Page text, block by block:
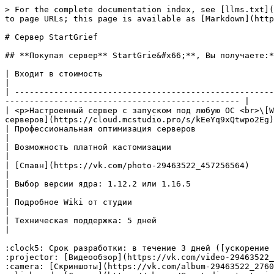
> For the complete documentation index, see [llms.txt](https://wiki.mcstudio.su/llms.txt). Markdown versions of documentation pages are available by appending `.md` to page URLs; this page is available as [Markdown](https://wiki.mcstudio.su/servers/grief/startgrief.md).

# Сервер StartGrief

## **Покупая сервер** StartGrie&#x66;**, Вы получаете:**

| Входит в стоимость                                                             | В подарок                                                                                                                           |
| ------------------------------------------------------------------------------ | ----------------------------------------------------------------------------------------------------------------------------------- |
| <p>Настроенный сервер с запуском под любую ОС <br>\[Windows, Linux, MacOS]</p> | [Иконка ](https://cloud.mcstudio.pro/s/TKaDmno7C3eaSNT)и [описание в списке серверов](https://cloud.mcstudio.pro/s/kEeYq9xQtwpo2Eg) |
| Профессиональная оптимизация серверов                                          |                                                                                                                                     |
| Возможность платной кастомизации                                               |                                                                                                                                     |
| [Спавн](https://vk.com/photo-29463522_457256564)                               |                                                                                                                                     |
| Выбор версии ядра: 1.12.2 или 1.16.5                                           |                                                                                                                                     |
| Подробное Wiki от студии                                                       |                                                                                                                                     |
| Техническая поддержка: 5 дней                                                  |                                                                                                                                     |

:clock5: Срок разработки: в течение 3 дней ([ускорение процесса разработки](https://wiki.mcstudio.su/other/services/custom#acceleration))\
:projector: [Видеообзор](https://vk.com/video-29463522_456239109)\
:camera: [Скриншоты](https://vk.com/album-29463522_276077098)\
:clipboard: [Статья](https://vk.com/@mcstudio-startgrief)\
:moneybag: [Оформить заказ](https://mcstudio.su/product/startgrief)

## **Содержимое продукта**

### **Плагины**

1. [AbstractCooldown ](http://rubukkit.org/threads/misc-abstractcooldown-v1-1-mnogofunkcionalnye-kuldauny-zaderzhki-na-komandy-1-8-8-1-12-2.158554/)- Задержки на команды, один из самых удобных и понятных плагинов с данным функционалом
2. [AdvancedBan](https://www.spigotmc.org/resources/8695/) - Удобный плагин для банов, киков и других полезных команд&#x20;
3. [AntiRelog](http://rubukkit.org/threads/125331/) - Честное PvP, не дает игроку вводить какие-либо команды во время битвы, чтобы игрок не смог покинуть поля боя&#x20;
4. [AuctionHouse](https://www.spigotmc.org/resources/61836/) - Аукцион, позволяет игрокам торговать между друг другом&#x20;
5. [AuthMe](https://www.spigotmc.org/resources/6269/) - Авторизация&#x20;
6. [BetterRTP ](https://www.spigotmc.org/resources/36081)- Рандомный телепорт по карте
7. [Chatty](http://rubukkit.org/threads/157878/) - Плагин для чата, в нем можно добавить возможность оповещения